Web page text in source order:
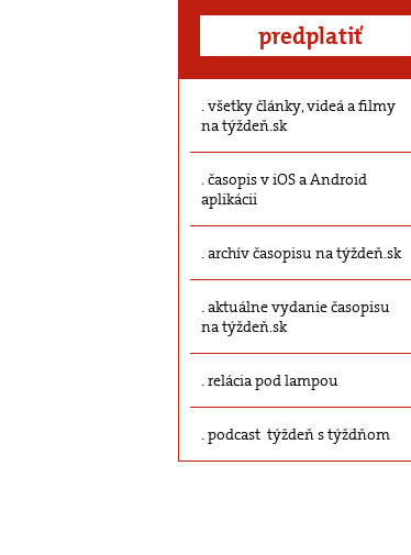
predplatiť
všetky články, videá a filmy
na týždeň.sk
časopis v iOS a Android
aplikácii
archív časopisu na týždeň.sk
aktuálne vydanie časopisu
na týždeň.sk
relácia pod lampou
podcast týždeň s týždňom